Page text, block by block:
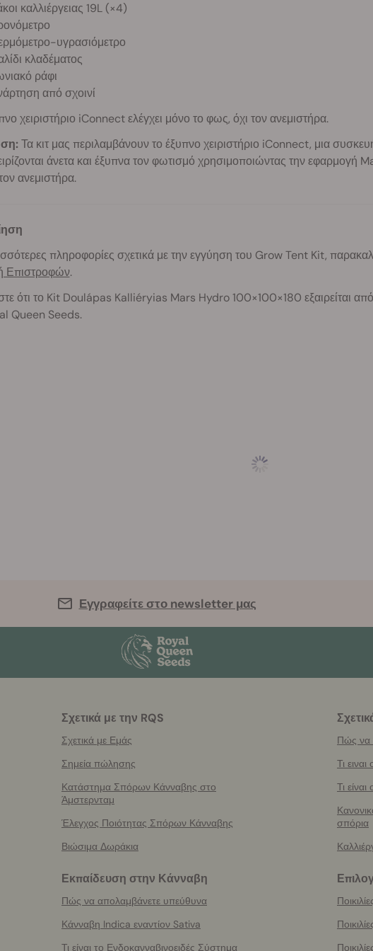
καλλιέργειας 19L (×4)
υγρασιόμετρο
κλαδέματος
ράφι
από σχοινί
χειριστήριο iConnect ελέγχει μόνο το φως, όχι τον ανεμιστήρα.
Τα κιτ μας περιλαμβάνουν το έξυπνο χειριστήριο iConnect, μια
άνετα και έξυπνα τον φωτισμό χρησιμοποιώντας την
ανεμιστήρα.
πληροφορίες σχετικά με την εγγύηση του Grow Tent Kit,
Επιστροφών.
ότι το Kit Doulápas Kalliéryias Mars Hydro 100×100×180 εξαιρείται
Queen Seeds.
Εγγραφείτε στο newsletter μας
Σχετικά με την RQS
Σχετικά με Εμάς
Σημεία πώλησης
Κατάστημα Σπόρων Κάνναβης στο
Άμστερνταμ
Έλεγχος Ποιότητας Σπόρων Κάνναβης
Βιώσιμα Δωράκια
Πώς να
Τι
Τι
σπόρια
Εκπαίδευση στην Κάνναβη
Πώς να απολαμβάνετε υπεύθυνα
Κάνναβη Indica εναντίον Sativa
Τι είναι το Ενδοκανναβινοειδές Σύστημα